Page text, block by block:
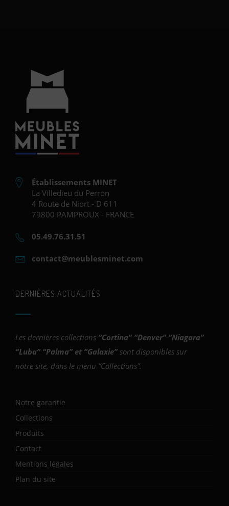
Établissements MINET
La Villedieu du Perron
4 Route de Niort - D 611
79800 PAMPROUX - FRANCE
05.49.76.31.51
contact@meublesminet.com
DERNIÈRES ACTUALITÉS
Les dernières collections “Cortina” “Denver” “Niagara”
“Luba” “Palma” et “Galaxie” sont disponibles sur
notre site, dans le menu “Collections”.
Notre garantie
Collections
Produits
Contact
Mentions légales
Plan du site